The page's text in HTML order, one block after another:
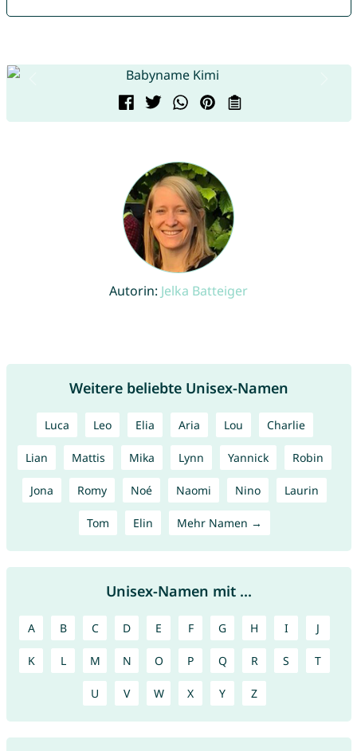
Autorin: Jelka Batteiger
Weitere beliebte Unisex-Namen
Luca Leo Elia Aria Lou Charlie
Lian Mattis Mika Lynn Yannick Robin
Jona Romy Noé Naomi Nino Laurin
Tom Elin Mehr Namen →
Unisex-Namen mit ...
A B C D E F G H I J
K L M N O P Q R S T
U V W X Y Z